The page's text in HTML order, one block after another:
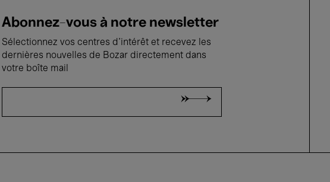
Abonnez-vous à notre newsletter
Sélectionnez vos centres d'intérêt et recevez les
dernières nouvelles de Bozar directement dans
votre boîte mail